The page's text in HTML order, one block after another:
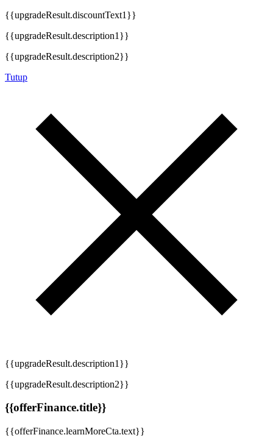
{{upgradeResult.discountText1}}
{{upgradeResult.description1}}
{{upgradeResult.description2}}
Tutup
{{upgradeResult.description1}}
{{upgradeResult.description2}}
{{offerFinance.title}}
{{offerFinance.learnMoreCta.text}}